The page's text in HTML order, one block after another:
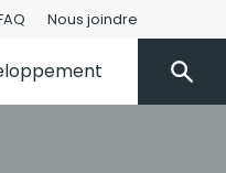
Nous joindre